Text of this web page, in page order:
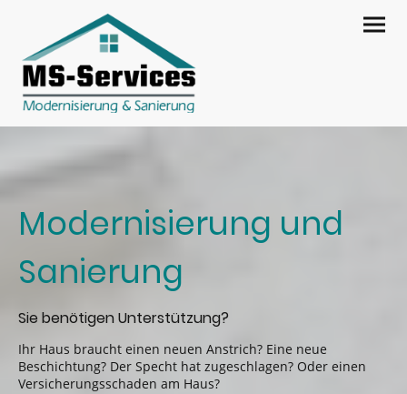
Modernisierung und
Sanierung
Sie benötigen Unterstützung?
Ihr Haus braucht einen neuen Anstrich? Eine neue
Beschichtung? Der Specht hat zugeschlagen? Oder einen
Versicherungsschaden am Haus?